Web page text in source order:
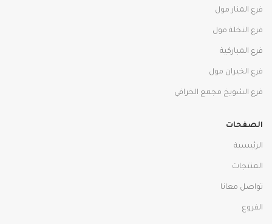
فرع المنار مول
فرع النخلة مول
فرع المباركية
فرع الخيران مول
فرع الشويخ مجمع الخرافي
الصفحات
الرئيسية
المنتجات
تواصل معانا
الفروع